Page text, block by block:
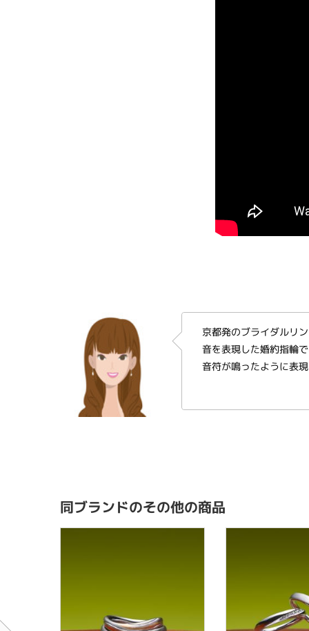
京都発のブライダルリ
音を表現した婚約指輪
音符が鳴ったように表
同ブランドのその他の商品